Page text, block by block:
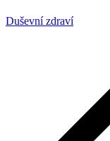
Duševní zdraví